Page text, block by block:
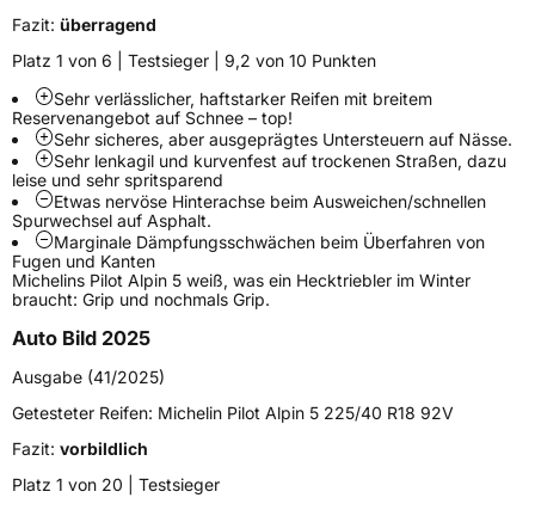
Modellname
Pilot Alpin 5
FahrzeugartPKW & SUV
Weitere Eigenschaften
SchlauchtypTL
ZustandNeureifen
M+SJa
EU Label
EffizienzC
Nasshaftung B
Fazit: überragend
Platz 1 von 6 | Testsieger | 9,2 von 10 Punkten
Sehr verlässlicher, haftstarker Reifen mit breitem
Reservenangebot auf Schnee – top!
Sehr sicheres, aber ausgeprägtes Untersteuern auf Nässe.
Sehr lenkagil und kurvenfest auf trockenen Straßen, dazu
leise und sehr spritsparend
Etwas nervöse Hinterachse beim Ausweichen/schnellen
Spurwechsel auf Asphalt.
Marginale Dämpfungsschwächen beim Überfahren von
Fugen und Kanten
Michelins Pilot Alpin 5 weiß, was ein Hecktriebler im Winter
braucht: Grip und nochmals Grip.
Auto Bild 2025
Ausgabe (41/2025)
Getesteter Reifen: Michelin Pilot Alpin 5 225/40 R18 92V
Fazit: vorbildlich
Platz 1 von 20 | Testsieger